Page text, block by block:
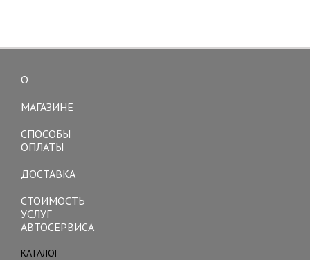
О
МАГАЗИНЕ
СПОСОБЫ
ОПЛАТЫ
ДОСТАВКА
СТОИМОСТЬ
УСЛУГ
АВТОСЕРВИСА
КАТАЛОГ